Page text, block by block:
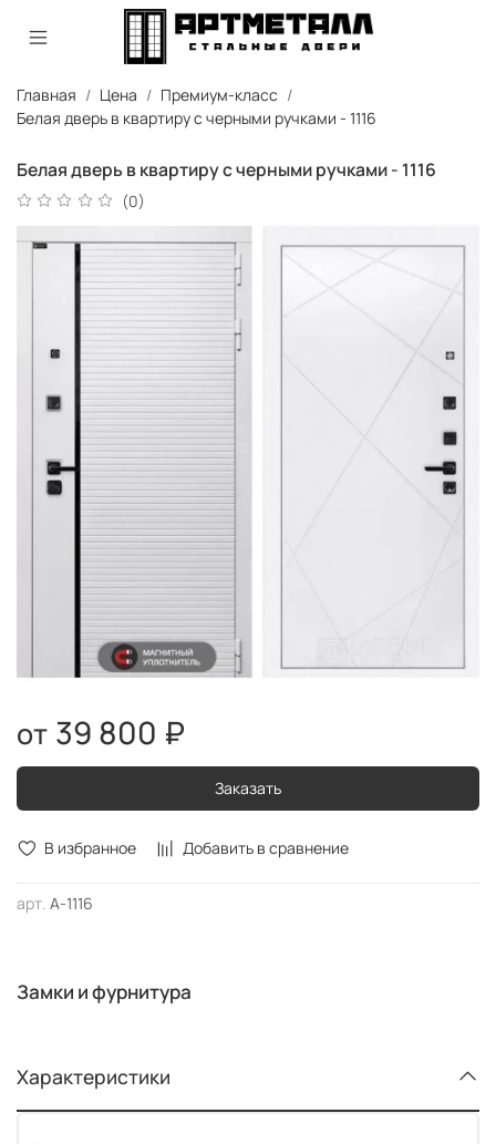
Главная Цена
Премиум-класс
Белая дверь в квартиру с черными ручками - 1116
Белая дверь в квартиру с черными ручками - 1116
(0)
В избранное Добавить в сравнение
арт. А-1116
39 800 ₽
Заказать
Замки и фурнитура
Характеристики